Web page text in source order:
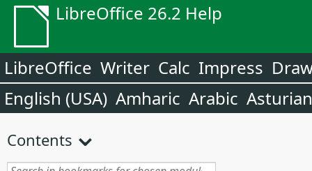
LibreOffice 26.2 Help
LibreOffice Writer Calc Impress
English (USA) Amharic Arabic Asturian
Contents